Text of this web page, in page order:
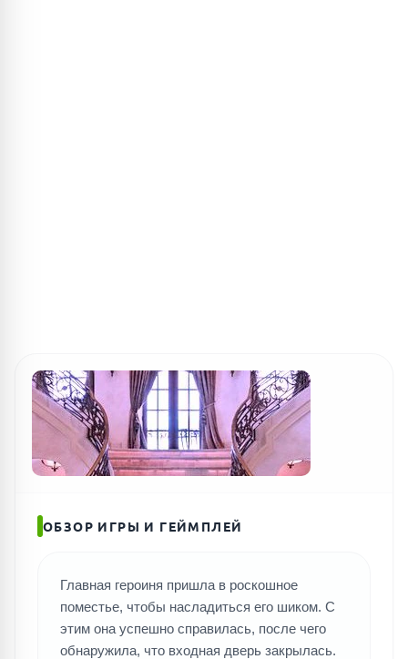
ОБЗОР ИГРЫ И ГЕЙМПЛЕЙ
Главная героиня пришла в роскошное
поместье, чтобы насладиться его шиком. С
этим она успешно справилась, после чего
обнаружила, что входная дверь закрылась.